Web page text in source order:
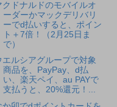
クドナルドのモバイルオ
ーダーかマックデリバリ
ーでd払いすると、ポイン
ト＋7倍！（2月25日ま
で）
エルシアグループで対象
商品を、PayPay、d払
い、楽天ペイ、au PAYで
支払うと、20%還元！...